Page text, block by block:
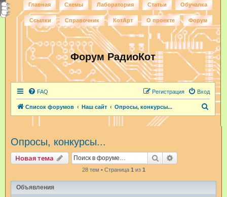
Главная Схемы Лаборатория Статьи Обучалка
Ссылки Справочник КотАрт О проекте Форум
Форум РадиоКот
FAQ Вход
Регистрация
Список форумов Наш сайт Опросы, конкурсы...
Опросы, конкурсы...
Новая тема Поиск
28 тем • Страница 1 из 1
Объявления